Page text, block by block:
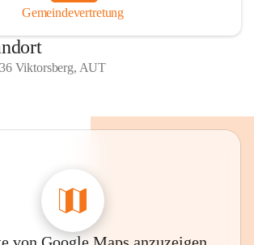
Gemeindevertretung
Viktorsberg, AUT